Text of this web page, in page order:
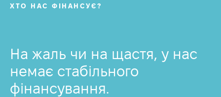
ХТО НАС ФІНАНСУЄ?
На жаль чи на щастя, у нас
немає стабільного
фінансування.